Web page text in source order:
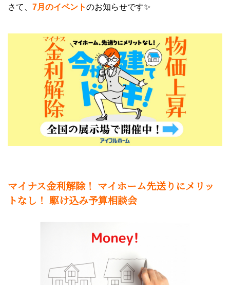
さて、 7月のイベントのお知らせです✨
マイナス金利解除！ マイホーム先送りにメリッ
トなし！ 駆け込み予算相談会